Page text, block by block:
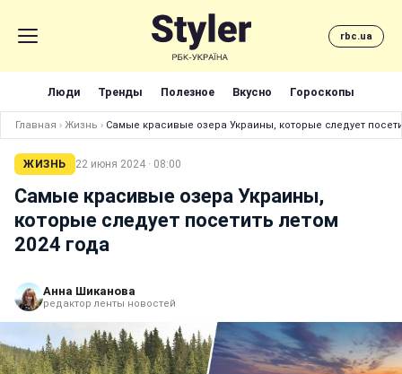
rbc.ua
Люди Тренды Полезное Вкусно Гороскопы
Главная › Жизнь › Самые красивые озера Украины, которые следует
ЖИЗНЬ 22 июня 2024 · 08:00
Самые красивые озера Украины,
которые следует посетить летом
2024 года
Анна Шиканова
редактор ленты новостей